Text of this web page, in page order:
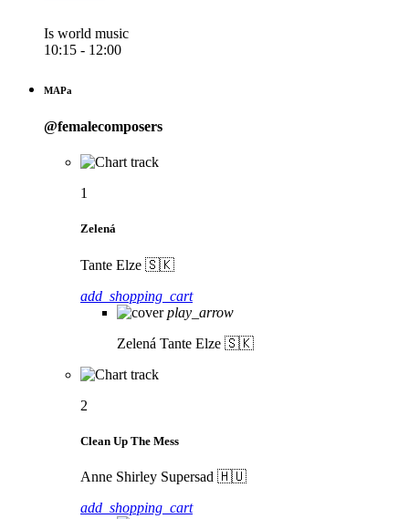
Is world music
10:15 - 12:00
MAPa
@femalecomposers
1
Zelená
Tante Elze 🇸🇰
add_shopping_cart
play_arrow
Zelená Tante Elze 🇸🇰
2
Clean Up The Mess
Anne Shirley Supersad 🇭🇺
add_shopping_cart